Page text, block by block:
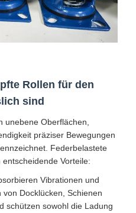
Rollen für den
sind
unebene Oberflächen,
präziser Bewegungen
Federbelastete
Vorteile:
Vibrationen und
Docklücken, Schienen
schützen sowohl die Ladung